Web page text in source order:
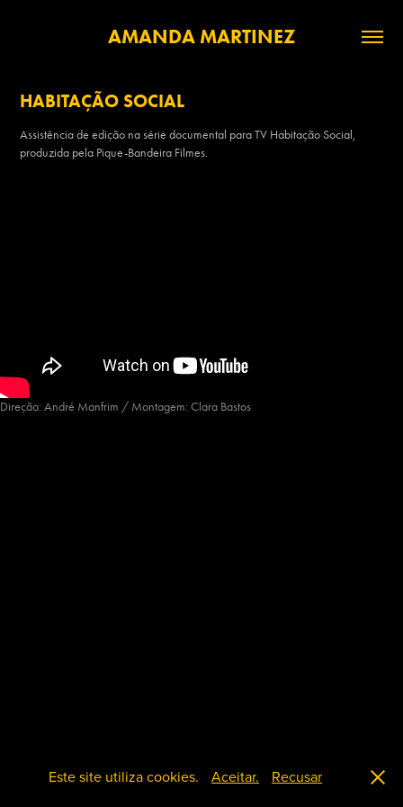
AMANDA MARTINEZ
HABITAÇÃO SOCIAL
Assistência de edição na série documental para TV Habitação Social,
produzida pela Pique-Bandeira Filmes.
Direção: André Manfrim / Montagem: Clara Bastos
Este site utiliza cookies. Aceitar. Recusar